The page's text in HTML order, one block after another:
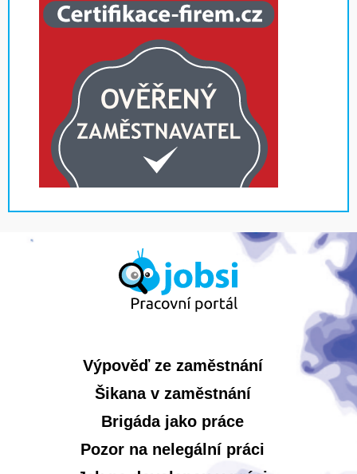
Výpověď ze zaměstnání
Šikana v zaměstnání
Brigáda jako práce
Pozor na nelegální práci